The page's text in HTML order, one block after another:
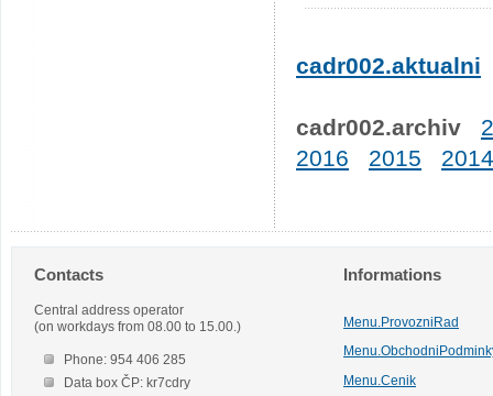
cadr002.aktualni
cadr002.archiv
2016
2015 2014
Contacts
Central address operator
(on workdays from 08.00 to 15.00.)
Phone: 954 406 285
Data box ČP: kr7cdry
Informations
Menu.ProvozniRad
Menu.Cenik